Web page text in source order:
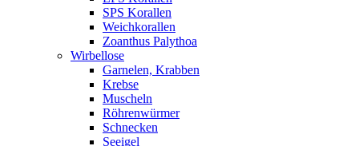
SPS Korallen
Weichkorallen
Zoanthus Palythoa
Wirbellose
Garnelen, Krabben
Krebse
Muscheln
Röhrenwürmer
Schnecken
Seeigel